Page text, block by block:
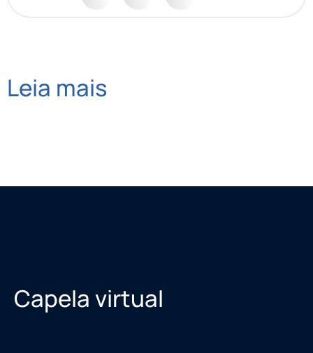
Leia mais
Capela virtual